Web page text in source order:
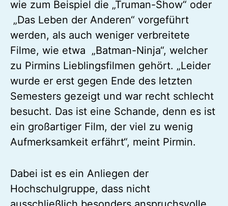
wie zum Beispiel die „Truman-Show“ oder
„Das Leben der Anderen“ vorgeführt
werden, als auch weniger verbreitete
Filme, wie etwa „Batman-Ninja“, welcher
zu Pirmins Lieblingsfilmen gehört. „Leider
wurde er erst gegen Ende des letzten
Semesters gezeigt und war recht schlecht
besucht. Das ist eine Schande, denn es ist
ein großartiger Film, der viel zu wenig
Aufmerksamkeit erfährt“, meint Pirmin.
Dabei ist es ein Anliegen der
Hochschulgruppe, dass nicht